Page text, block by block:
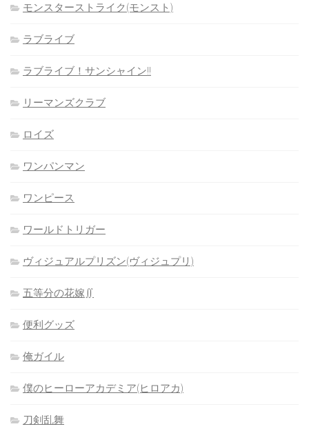
モンスターストライク(モンスト)
ラブライブ
ラブライブ！サンシャイン!!
リーマンズクラブ
ロイズ
ワンパンマン
ワンピース
ワールドトリガー
ヴィジュアルプリズン(ヴィジュプリ)
五等分の花嫁∬
便利グッズ
俺ガイル
僕のヒーローアカデミア(ヒロアカ)
刀剣乱舞